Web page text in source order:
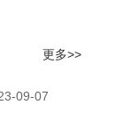
更多>>
09-07